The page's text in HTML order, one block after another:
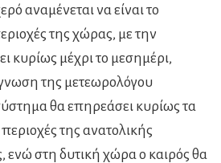
αναμένεται να είναι το
της χώρας, με την
κυρίως μέχρι το μεσημέρι,
της μετεωρολόγου
θα επηρεάσει κυρίως τα
της ανατολικής
ενώ στη δυτική χώρα ο καιρός θα